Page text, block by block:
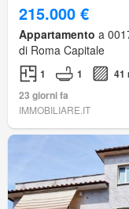
215.000 €
Appartamento a
di Roma Capitale
1 1
41
23 giorni fa
IMMOBILIARE.IT